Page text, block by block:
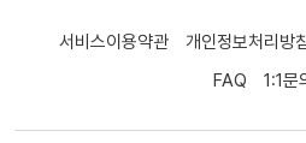
서비스이용약관 개인정보처리방
FAQ
1:1문